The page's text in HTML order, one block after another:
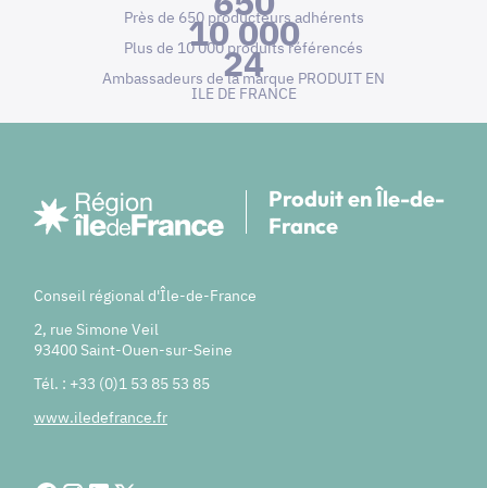
Près de 650 producteurs adhérents
10 000
Plus de 10 000 produits référencés
24
Ambassadeurs de la marque PRODUIT EN
ILE DE FRANCE
Produit en Île-de-
France
Conseil régional d'Île-de-France
2, rue Simone Veil
93400 Saint-Ouen-sur-Seine
Tél. : +33 (0)1 53 85 53 85
www.iledefrance.fr